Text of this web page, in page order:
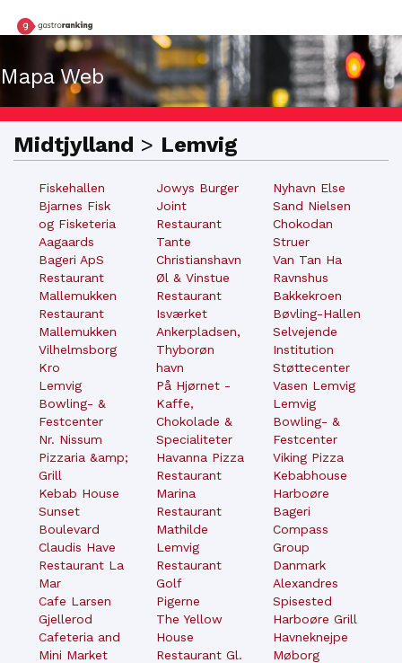
Mapa Web
Midtjylland > Lemvig
Fiskehallen
Bjarnes Fisk
og Fisketeria
Aagaards
Bageri ApS
Restaurant
Mallemukken
Restaurant
Mallemukken
Vilhelmsborg
Kro
Lemvig
Bowling- &
Festcenter
Nr. Nissum
Pizzaria &amp;
Grill
Kebab House
Sunset
Boulevard
Claudis Have
Restaurant La
Mar
Cafe Larsen
Gjellerod
Cafeteria and
Mini Market
Jowys Burger
Joint
Restaurant
Tante
Christianshavn
Øl & Vinstue
Restaurant
Isværket
Ankerpladsen,
Thyborøn
havn
På Hjørnet -
Kaffe,
Chokolade &
Specialiteter
Havanna Pizza
Restaurant
Marina
Restaurant
Mathilde
Lemvig
Restaurant
Golf
Pigerne
The Yellow
House
Restaurant Gl.
Nyhavn Else
Sand Nielsen
Chokodan
Struer
Van Tan Ha
Ravnshus
Bakkekroen
Bøvling-Hallen
Selvejende
Institution
Støttecenter
Vasen Lemvig
Lemvig
Bowling- &
Festcenter
Viking Pizza
Kebabhouse
Harboøre
Bageri
Compass
Group
Danmark
Alexandres
Spisested
Harboøre Grill
Havneknejpe
Møborg